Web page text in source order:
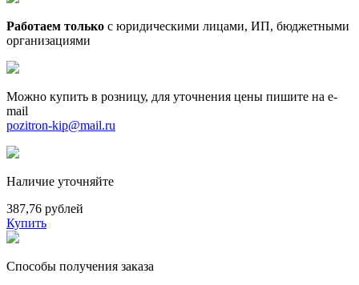
Работаем только с юридическими лицами, ИП, бюджетными
организациями
Можно купить в розницу, для уточнения цены пишите на e-
mail
pozitron-kip@mail.ru
Наличие уточняйте
387,76 рублей
Купить
Способы получения заказа